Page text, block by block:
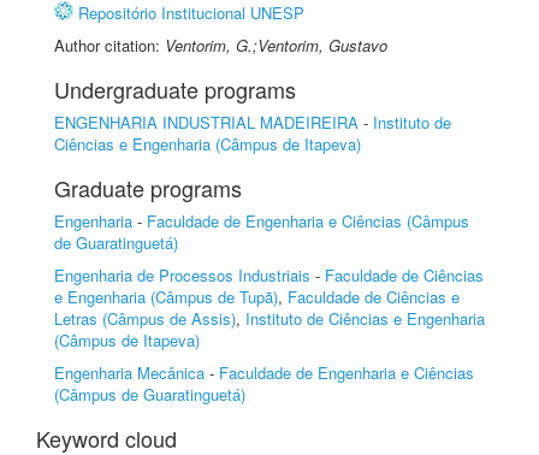
Repositório Institucional UNESP
Author citation: Ventorim, G.;Ventorim, Gustavo
Undergraduate programs
ENGENHARIA INDUSTRIAL MADEIREIRA - Instituto de
Ciências e Engenharia (Câmpus de Itapeva)
Graduate programs
Engenharia - Faculdade de Engenharia e Ciências (Câmpus
de Guaratinguetá)
Engenharia de Processos Industriais - Faculdade de Ciências
e Engenharia (Câmpus de Tupã), Faculdade de Ciências e
Letras (Câmpus de Assis), Instituto de Ciências e Engenharia
(Câmpus de Itapeva)
Engenharia Mecânica - Faculdade de Engenharia e Ciências
(Câmpus de Guaratinguetá)
Keyword cloud